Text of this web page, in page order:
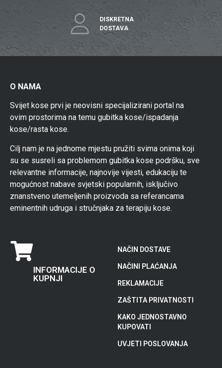
DISKRETNA
DOSTAVA
O NAMA
Svijet kose prvi je neovisni specijalizirani portal na
ovim prostorima na temu gubitka kose/ispadanja
kose/rasta kose.
Cilj nam je na jednome mjestu pružiti svima onima koji
su se susreli sa problemom gubitka kose podršku, sve
relevantne informacije, najnovije vijesti, edukaciju te
mogućnost nabave svjetski popularnih, isključivo
znanstveno utemeljenih proizvoda sa referancama
eminentnih udruga i stručnjaka za terapiju kose.
INFORMACIJE O
KUPNJI
NAČIN DOSTAVE
NAČINI PLAĆANJA
REKLAMACIJE
ZAŠTITA PRIVATNOSTI
KAKO JEDNOSTAVNO
KUPOVATI
UVJETI POSLOVANJA